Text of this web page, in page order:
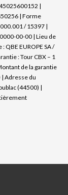
|
| Forme
/ 15397 |
00-00 | Lieu de
QBE EUROPE SA /
: Tour CBX – 1
de la garantie
Adresse du
(44500) |